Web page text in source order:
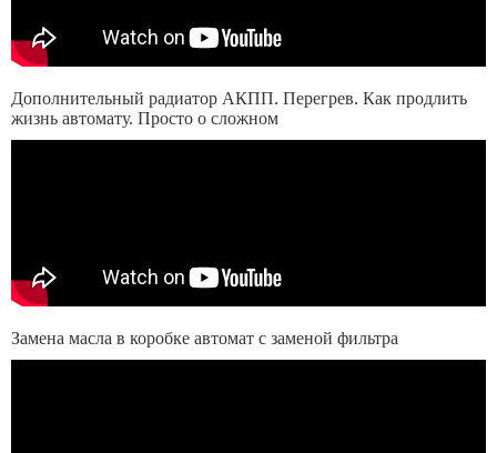
Дополнительный радиатор АКПП. Перегрев. Как продлить
жизнь автомату. Просто о сложном
Замена масла в коробке автомат с заменой фильтра